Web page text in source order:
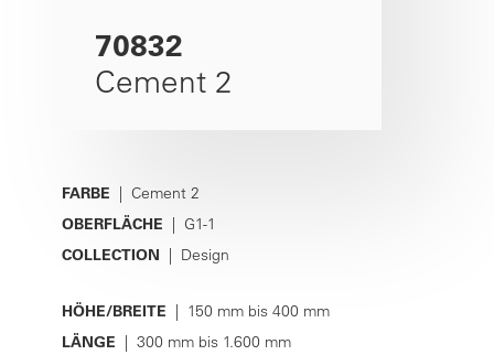
70832
Cement 2
FARBE | Cement 2
OBERFLÄCHE | G1-1
COLLECTION | Design
HÖHE/BREITE | 150 mm bis 400 mm
LÄNGE | 300 mm bis 1.600 mm